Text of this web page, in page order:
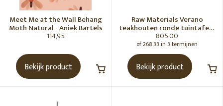
Meet Me at the Wall Behang
Moth Natural - Aniek Bartels
114,95
Bekijk product
Raw Materials Verano
teakhouten ronde tuintafel -
Ø100 cm
805,00
of 268,33 in 3 termijnen
Bekijk product